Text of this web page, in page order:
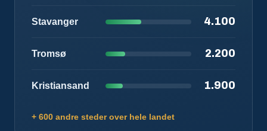
Stavanger 4.100
Tromsø 2.200
Kristiansand 1.900
+ 600 andre steder over hele landet